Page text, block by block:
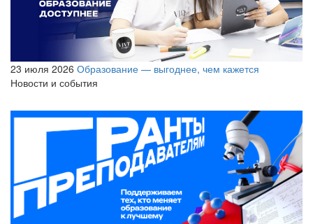
23 июля 2026 Образование — выгоднее, чем кажется
Новости и события